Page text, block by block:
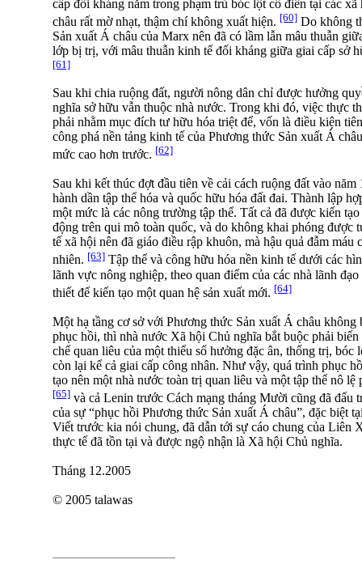
cấp đối kháng nằm trong phạm trù bóc lột cổ điển tại các
châu rất mờ nhạt, thậm chí không xuất hiện. [60] Do không
Sản xuất Á châu của Marx nên đã có lầm lẫn mâu thuẫn
lớp bị trị, với mâu thuẫn kinh tế đối kháng giữa giai cấp sở
[61]
Sau khi chia ruộng đất, người nông dân chỉ được hưởng
nghĩa sở hữu vẫn thuộc nhà nước. Trong khi đó, việc thực
phải nhằm mục đích tư hữu hóa triệt để, vốn là điều kiện
công phá nền tảng kinh tế của Phương thức Sản xuất Á
mức cao hơn trước. [62]
Sau khi kết thúc đợt đầu tiên về cải cách ruộng đất vào
hành dần tập thể hóa và quốc hữu hóa đất đai. Thành lập
một mức là các nông trường tập thể. Tất cả đã được kiến
động trên qui mô toàn quốc, và do không khai phóng được
tế xã hội nên đã giáo điều rập khuôn, mà hậu quả đẫm máu
nhiên. [63] Tập thể và công hữu hóa nền kinh tế dưới các
lãnh vực nông nghiệp, theo quan điểm của các nhà lãnh
thiết để kiến tạo một quan hệ sản xuất mới. [64]
Một hạ tầng cơ sở với Phương thức Sản xuất Á châu
phục hồi, thì nhà nước Xã hội Chủ nghĩa bắt buộc phải
chế quan liêu của một thiểu số hưởng đặc ân, thống trị, bóc
còn lại kể cả giai cấp công nhân. Như vậy, quá trình phục
tạo nên một nhà nước toàn trị quan liêu và một tập thể nô
[65] và cả Lenin trước Cách mạng tháng Mười cũng đã đấu
của sự “phục hồi Phương thức Sản xuất Á châu”, đặc biệt
Viết trước kia nói chung, đã dẫn tới sự cáo chung của Liên
thực tế đã tồn tại và được ngộ nhận là Xã hội Chủ nghĩa.
Tháng 12.2005
© 2005 talawas